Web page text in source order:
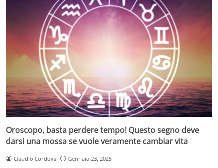
Oroscopo, basta perdere tempo! Questo segno deve
darsi una mossa se vuole veramente cambiar vita
Claudio Cordova Gennaio 23, 2025